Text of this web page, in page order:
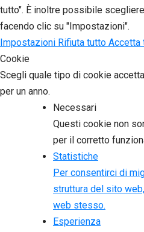
tutto". È inoltre possibile
facendo clic su "Impostazioni".
Impostazioni Rifiuta tutto Accetta
Cookie
Scegli quale tipo di cookie
per un anno.
Necessari
Questi cookie non
per il corretto
Statistiche
Per consentirci di
struttura del sito
web stesso.
Esperienza